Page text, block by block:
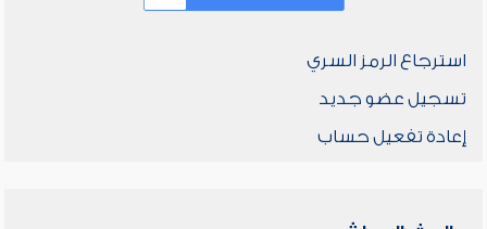
استرجاع الرمز السري
تسجيل عضو جديد
إعادة تفعيل حساب